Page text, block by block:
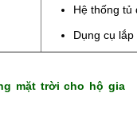
Hệ thống tủ
Dụng cụ
mặt trời cho hộ gia